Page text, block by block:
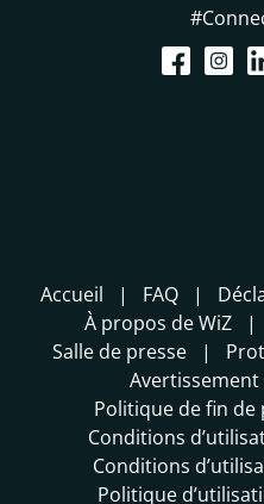
Accueil FAQ
À propos de WiZ
Salle de presse
Politique de fin de
Conditions
Conditions
Politique